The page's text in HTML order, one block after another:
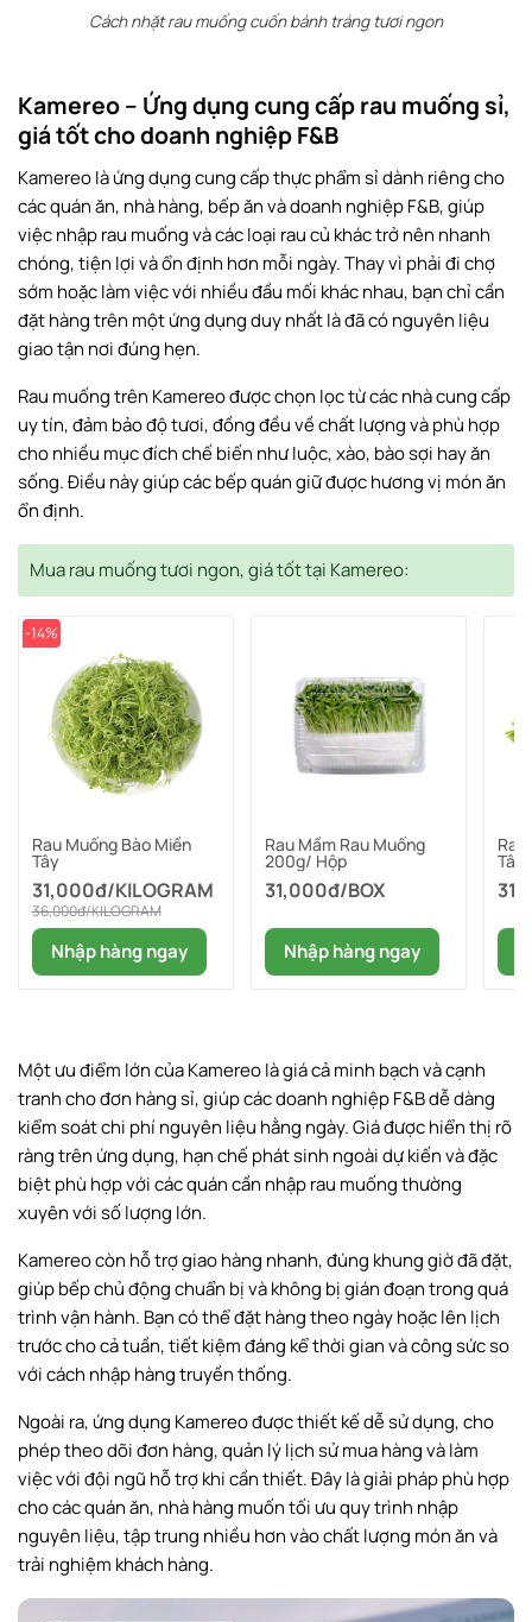
Cách nhặt rau muống cuốn bánh tráng tươi ngon
Kamereo – Ứng dụng cung cấp rau muống sỉ,
giá tốt cho doanh nghiệp F&B
Kamereo là ứng dụng cung cấp thực phẩm sỉ dành riêng cho
các quán ăn, nhà hàng, bếp ăn và doanh nghiệp F&B, giúp
việc nhập rau muống và các loại rau củ khác trở nên nhanh
chóng, tiện lợi và ổn định hơn mỗi ngày. Thay vì phải đi chợ
sớm hoặc làm việc với nhiều đầu mối khác nhau, bạn chỉ cần
đặt hàng trên một ứng dụng duy nhất là đã có nguyên liệu
giao tận nơi đúng hẹn.
Rau muống trên Kamereo được chọn lọc từ các nhà cung cấp
uy tín, đảm bảo độ tươi, đồng đều về chất lượng và phù hợp
cho nhiều mục đích chế biến như luộc, xào, bào sợi hay ăn
sống. Điều này giúp các bếp quán giữ được hương vị món ăn
ổn định.
Mua rau muống tươi ngon, giá tốt tại Kamereo:
-14%
Rau Muống Bào Miền
Tây
31,000đ/KILOGRAM
36,000đ/KILOGRAM
Nhập hàng ngay
Rau Mầm Rau Muống
200g/ Hộp
31,000đ/BOX
Nhập hàng ngay
Tây
Một ưu điểm lớn của Kamereo là giá cả minh bạch và cạnh
tranh cho đơn hàng sỉ, giúp các doanh nghiệp F&B dễ dàng
kiểm soát chi phí nguyên liệu hằng ngày. Giá được hiển thị rõ
ràng trên ứng dụng, hạn chế phát sinh ngoài dự kiến và đặc
biệt phù hợp với các quán cần nhập rau muống thường
xuyên với số lượng lớn.
Kamereo còn hỗ trợ giao hàng nhanh, đúng khung giờ đã đặt,
giúp bếp chủ động chuẩn bị và không bị gián đoạn trong quá
trình vận hành. Bạn có thể đặt hàng theo ngày hoặc lên lịch
trước cho cả tuần, tiết kiệm đáng kể thời gian và công sức so
với cách nhập hàng truyền thống.
Ngoài ra, ứng dụng Kamereo được thiết kế dễ sử dụng, cho
phép theo dõi đơn hàng, quản lý lịch sử mua hàng và làm
việc với đội ngũ hỗ trợ khi cần thiết. Đây là giải pháp phù hợp
cho các quán ăn, nhà hàng muốn tối ưu quy trình nhập
nguyên liệu, tập trung nhiều hơn vào chất lượng món ăn và
trải nghiệm khách hàng.